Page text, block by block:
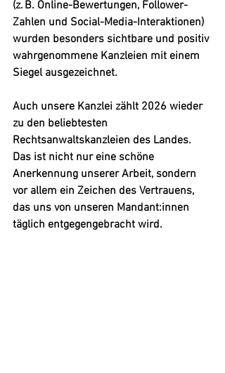
(z. B. Online-Bewertungen, Follower-
Zahlen und Social-Media-Interaktionen)
wurden besonders sichtbare und positiv
wahrgenommene Kanzleien mit einem
Siegel ausgezeichnet.
Auch unsere Kanzlei zählt 2026 wieder
zu den beliebtesten
Rechtsanwaltskanzleien des Landes.
Das ist nicht nur eine schöne
Anerkennung unserer Arbeit, sondern
vor allem ein Zeichen des Vertrauens,
das uns von unseren Mandant:innen
täglich entgegengebracht wird.